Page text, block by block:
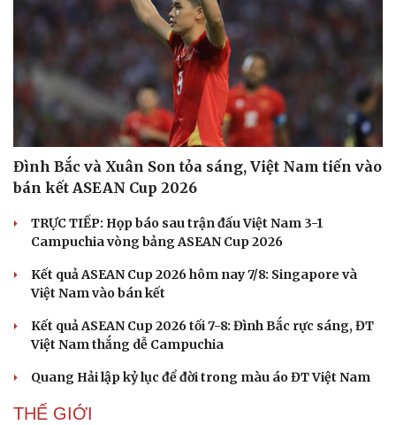
Đình Bắc và Xuân Son tỏa sáng, Việt Nam tiến vào
bán kết ASEAN Cup 2026
TRỰC TIẾP: Họp báo sau trận đấu Việt Nam 3-1
Campuchia vòng bảng ASEAN Cup 2026
Kết quả ASEAN Cup 2026 hôm nay 7/8: Singapore và
Việt Nam vào bán kết
Kết quả ASEAN Cup 2026 tối 7-8: Đình Bắc rực sáng, ĐT
Việt Nam thắng dễ Campuchia
Quang Hải lập kỷ lục để đời trong màu áo ĐT Việt Nam
THẾ GIỚI